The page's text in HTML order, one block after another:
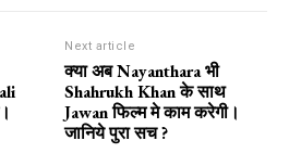
Next article
क्या अब Nayanthara भी
Shahrukh Khan के साथ
Jawan फिल्म मे काम करेगी।
जानिये पुरा सच ?